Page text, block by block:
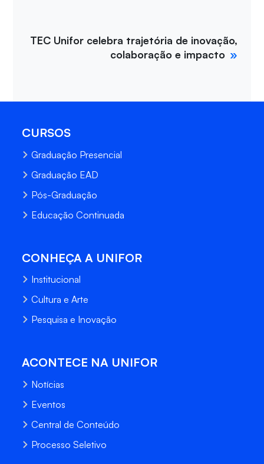
TEC Unifor celebra trajetória de inovação,
colaboração e impacto
CURSOS
Graduação Presencial
Graduação EAD
Pós-Graduação
Educação Continuada
CONHEÇA A UNIFOR
Institucional
Cultura e Arte
Pesquisa e Inovação
ACONTECE NA UNIFOR
Notícias
Eventos
Central de Conteúdo
Processo Seletivo